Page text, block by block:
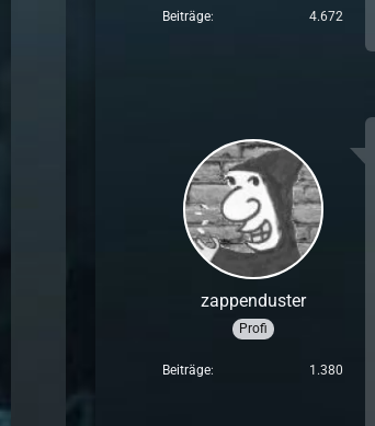
Beiträge
4.672
zappenduster
Profi
Beiträge 1.380